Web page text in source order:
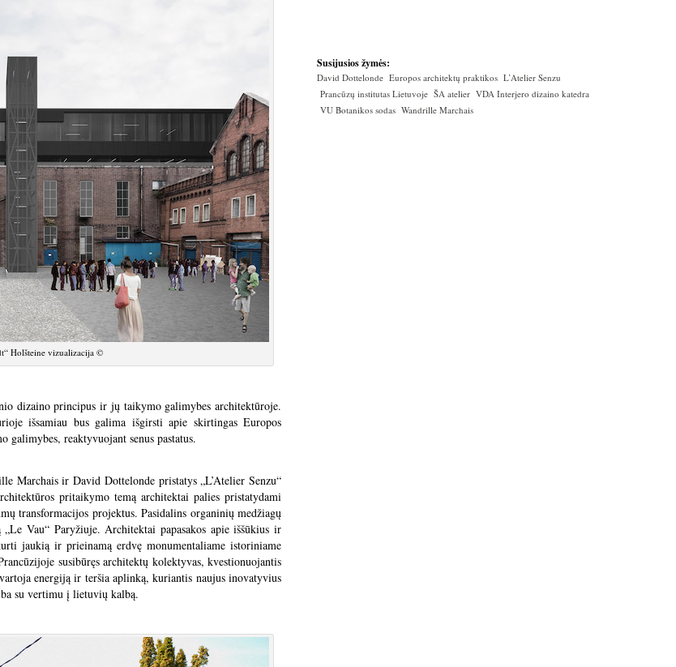
Holšteine vizualizacija ©
dizaino principus ir jų taikymo galimybes architektūroje.
išsamiau bus galima išgirsti apie skirtingas Europos
reaktyvuojant senus pastatus.
Marchais ir David Dottelonde pristatys „L’Atelier Senzu“
pritaikymo temą architektai palies pristatydami
transformacijos projektus. Pasidalins organinių medžiagų
Vau“ Paryžiuje. Architektai papasakos apie iššūkius ir
jaukią ir prieinamą erdvę monumentaliame istoriniame
susibūręs architektų kolektyvas, kvestionuojantis
energiją ir teršia aplinką, kuriantis naujus inovatyvius
su vertimu į lietuvių kalbą.
Susijusios žymės:
David Dottelonde Europos architektų praktikos L’Atelier Senzu
Prancūzų institutas Lietuvoje ŠA atelier VDA Interjero dizaino katedra
VU Botanikos sodas Wandrille Marchais